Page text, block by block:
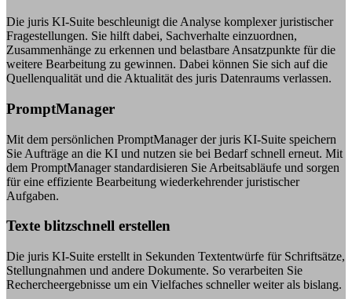
Die juris KI-Suite beschleunigt die Analyse komplexer juristischer
Fragestellungen. Sie hilft dabei, Sachverhalte einzuordnen,
Zusammenhänge zu erkennen und belastbare Ansatzpunkte für die
weitere Bearbeitung zu gewinnen. Dabei können Sie sich auf die
Quellenqualität und die Aktualität des juris Datenraums verlassen.
PromptManager
Mit dem persönlichen PromptManager der juris KI-Suite speichern
Sie Aufträge an die KI und nutzen sie bei Bedarf schnell erneut. Mit
dem PromptManager standardisieren Sie Arbeitsabläufe und sorgen
für eine effiziente Bearbeitung wiederkehrender juristischer
Aufgaben.
Texte blitzschnell erstellen
Die juris KI-Suite erstellt in Sekunden Textentwürfe für Schriftsätze,
Stellungnahmen und andere Dokumente. So verarbeiten Sie
Rechercheergebnisse um ein Vielfaches schneller weiter als bislang.